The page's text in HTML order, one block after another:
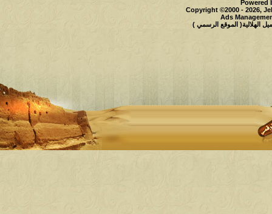
Powered
Copyright ©2000 - 2026,
Ads
الهلالية( الموقع الرسمي )